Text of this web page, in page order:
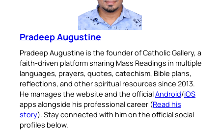
Pradeep Augustine
Pradeep Augustine is the founder of Catholic Gallery, a
faith-driven platform sharing Mass Readings in multiple
languages, prayers, quotes, catechism, Bible plans,
reflections, and other spiritual resources since 2013.
He manages the website and the officialAndroid/iOS
apps alongside his professional career (Read his
story). Stay connected with him on the official social
profiles below.